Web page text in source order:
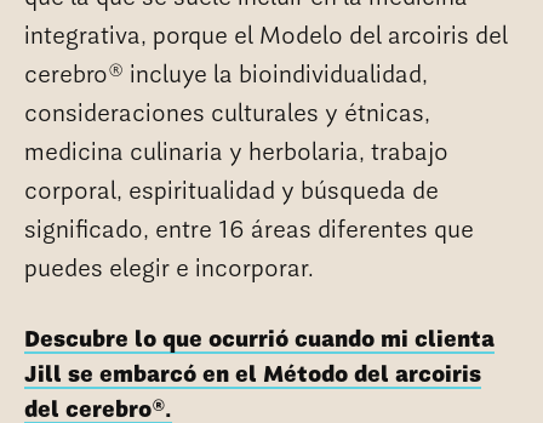
integrativa, porque el Modelo del arcoiris del
cerebro® incluye la bioindividualidad,
consideraciones culturales y étnicas,
medicina culinaria y herbolaria, trabajo
corporal, espiritualidad y búsqueda de
significado, entre 16 áreas diferentes que
puedes elegir e incorporar.
Descubre lo que ocurrió cuando mi clienta
Jill se embarcó en el Método del arcoiris
del cerebro®.